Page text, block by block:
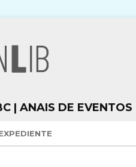
| ANAIS DE EVENTOS